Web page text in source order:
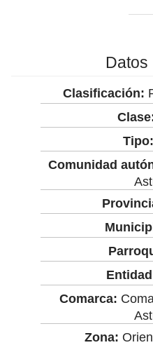
Datos
Clasificación:
Tipo:
Comunidad
Comarca:
Zona: